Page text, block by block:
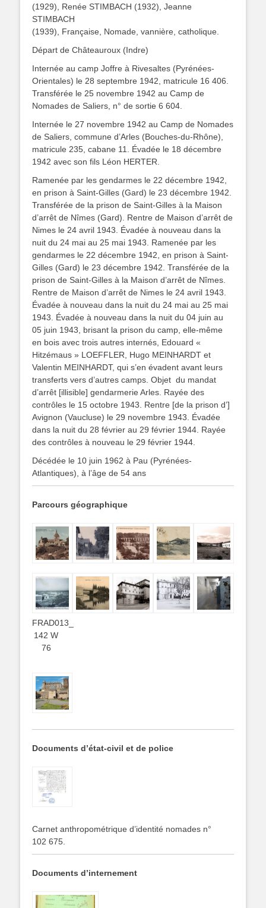
(1929), Renée STIMBACH (1932), Jeanne
STIMBACH
(1939), Française, Nomade, vannière, catholique.
Départ de Châteauroux (Indre)
Internée au camp Joffre à Rivesaltes (Pyrénées-
Orientales) le 28 septembre 1942, matricule 16 406.
Transférée le 25 novembre 1942 au Camp de
Nomades de Saliers, n° de sortie 6 604.
Internée le 27 novembre 1942 au Camp de Nomades
de Saliers, commune d’Arles (Bouches-du-Rhône),
matricule 235, cabane 11. Évadée le 18 décembre
1942 avec son fils Léon HERTER.
Ramenée par les gendarmes le 22 décembre 1942,
en prison à Saint-Gilles (Gard) le 23 décembre 1942.
Transférée de la prison de Saint-Gilles à la Maison
d’arrêt de Nîmes (Gard). Rentre de Maison d’arrêt de
Nimes le 24 avril 1943. Évadée à nouveau dans la
nuit du 24 mai au 25 mai 1943. Ramenée par les
gendarmes le 22 décembre 1942, en prison à Saint-
Gilles (Gard) le 23 décembre 1942. Transférée de la
prison de Saint-Gilles à la Maison d’arrêt de Nîmes.
Rentre de Maison d’arrêt de Nimes le 24 avril 1943.
Évadée à nouveau dans la nuit du 24 mai au 25 mai
1943. Évadée à nouveau dans la nuit du 04 juin au
05 juin 1943, brisant la prison du camp, elle-même
en bois avec trois autres internés, Edouard «
Hitzémaus » LOEFFLER, Hugo MEINHARDT et
Valentin MEINHARDT, qui s’en évadent avant leurs
transferts vers d’autres camps. Objet du mandat
d’arrêt [illisible] gendarmerie Arles. Rayée des
contrôles le 15 octobre 1943. Rentre [de la prison d’]
Avignon (Vaucluse) le 29 novembre 1943. Évadée
dans la nuit du 28 février au 29 février 1944. Rayée
des contrôles à nouveau le 29 février 1944.
Décédée le 10 juin 1962 à Pau (Pyrénées-
Atlantiques), à l’âge de 54 ans
Parcours géographique
FRAD013_
142 W
76
Documents d’état-civil et de police
Carnet anthropométrique d’identité nomades n°
102 675.
Documents d’internement